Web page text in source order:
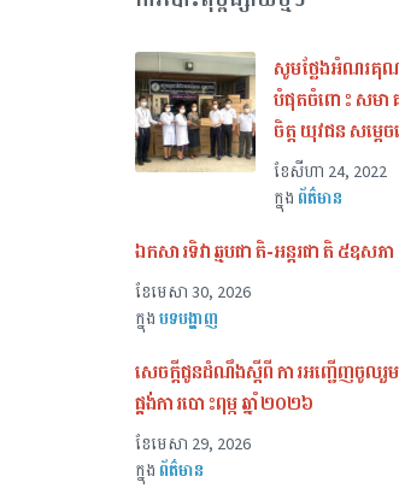
សូមថ្លែងអំណរគុ
បំផុតចំពោះ សមាគ
ចិត្ត យុវជន សម្តេ
ខែ​សីហា 24, 2022
ក្នុង ព័ត៌មាន
ឯកសារទិវាឆ្មបជាតិ-អន្តរជាតិ ៥ឧស
ខែ​មេសា 30, 2026
ក្នុងបទបង្ហាញ
សេចក្ដីជូនដំណឹងស្ដីពី ការអញ្ជើញចូលរួមដ
ផ្គង់ការបោះពុម្ភ ឆ្នាំ២០២៦
ខែ​មេសា 29, 2026
ក្នុង ព័ត៌មាន